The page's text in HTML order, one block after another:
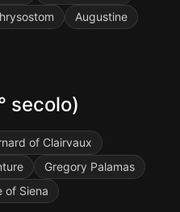
Augustine
secolo)
of Clairvaux
Gregory Palamas
of Siena